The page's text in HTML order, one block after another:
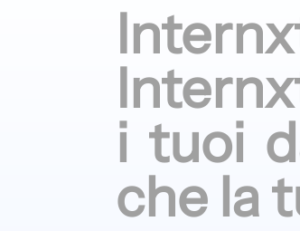
i tuoi
che la